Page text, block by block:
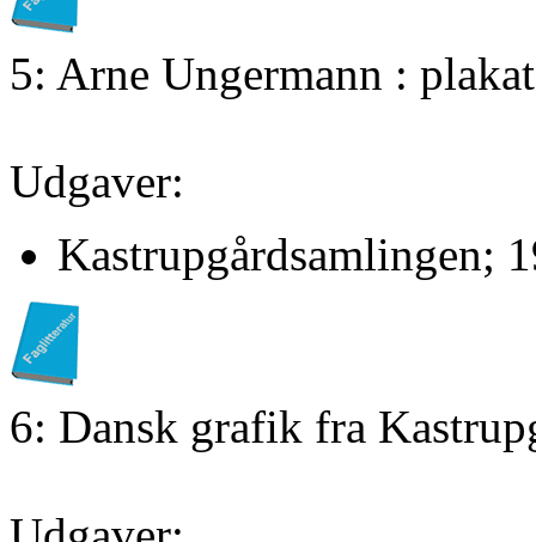
5: Arne Ungermann :
Udgaver:
Kastrupgårdsamlingen;
6: Dansk grafik fra